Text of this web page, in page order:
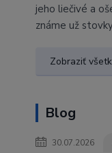
jeho liečivé a
známe už
Zobraziť
Blog
30.07.2026